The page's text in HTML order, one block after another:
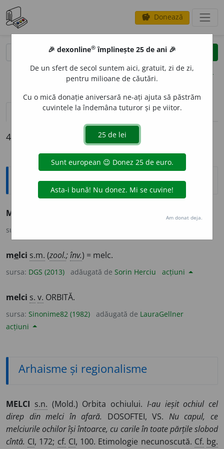
savings Donează
clear
opțiuni
definiții (4) declinări pronunțievolume_up(5)
4 definiții pentru melci
Sinonime
MELCI
sursa:
melci s.m. (zool.;înv.) = melc.
sursa: DGS (2013) adăugată de Sorin Herciu acțiuni
melci s. v. ORBITĂ.
sursa: Sinonime82 (1982) adăugată de LauraGellner
acțiuni
Arhaisme și regionalisme
MELCI s.n. (Mold.) Orbita ochiului. I-au ieșit ochiul cel
direp din melci în afară.
DOSOFTEI, VS. Nu capul, ce
melciurile ochilor își întoarce, cu carile în toate părțile slobod
cîntă. CI, 172; cf. CI, 100. Etimologie necunoscută. Cf. bg.
🎉 dexonline® împlinește 25 de ani 🎉
De un sfert de secol suntem aici, gratuit, zi de zi,
pentru milioane de căutări.
Cu o mică donație aniversară ne-ați ajuta să păstrăm
cuvintele la îndemâna tuturor și pe viitor.
Am donat deja.